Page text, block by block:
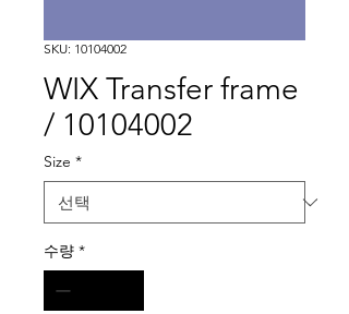
SKU: 10104002
WIX Transfer frame
/ 10104002
Size *
수량 *